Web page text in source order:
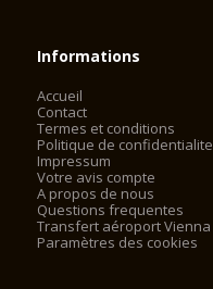
Informations
Accueil
Contact
Termes et conditions
Politique de confidentialite
Impressum
Votre avis compte
A propos de nous
Questions frequentes
Transfert aéroport Vienna
Paramètres des cookies